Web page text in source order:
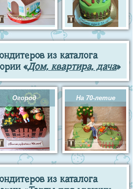
из каталога
«Дом, квартира, дача»
Огород На 70-летие
из каталога